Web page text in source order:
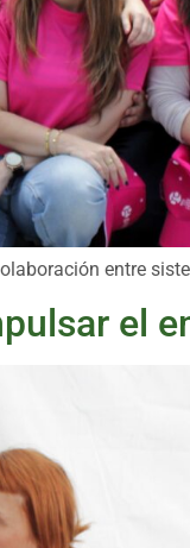
entre
el